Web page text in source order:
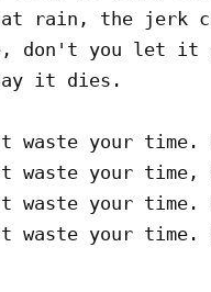
rain, the jerk
don't you let it
it dies.
waste your time.
waste your time,
waste your time.